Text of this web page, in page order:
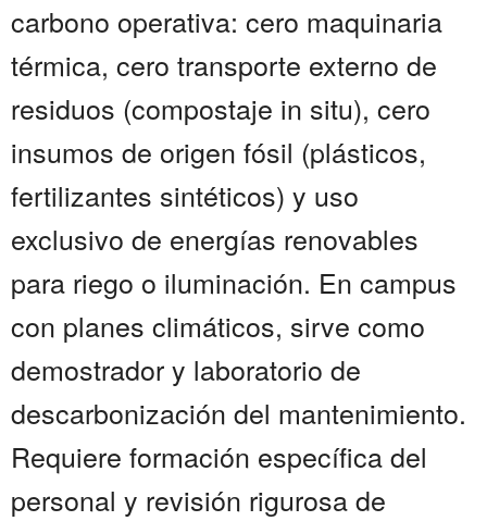
carbono operativa: cero maquinaria
térmica, cero transporte externo de
residuos (compostaje in situ), cero
insumos de origen fósil (plásticos,
fertilizantes sintéticos) y uso
exclusivo de energías renovables
para riego o iluminación. En campus
con planes climáticos, sirve como
demostrador y laboratorio de
descarbonización del mantenimiento.
Requiere formación específica del
personal y revisión rigurosa de